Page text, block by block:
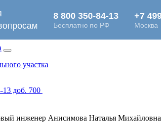
участка
доб. 700
инженер Анисимова Наталья Михайловна